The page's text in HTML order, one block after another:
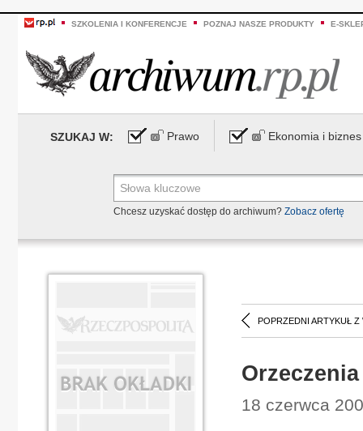
SZKOLENIA I KONFERENCJE POZNAJ NASZE PRODUKTY E-
SZUKAJ W: Prawo Ekonomia i biznes
Chcesz uzyskać dostęp do archiwum? Zobacz ofertę
POPRZEDNI ARTYKUŁ Z
18 czerwca